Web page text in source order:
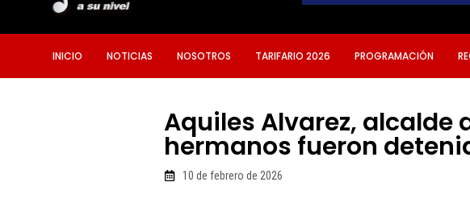
INICIO NOTICIAS NOSOTROS TARIFARIO 2026 PROGRAMACIÓN
Aquiles Alvarez, alcalde
hermanos fueron
10 de febrero de 2026